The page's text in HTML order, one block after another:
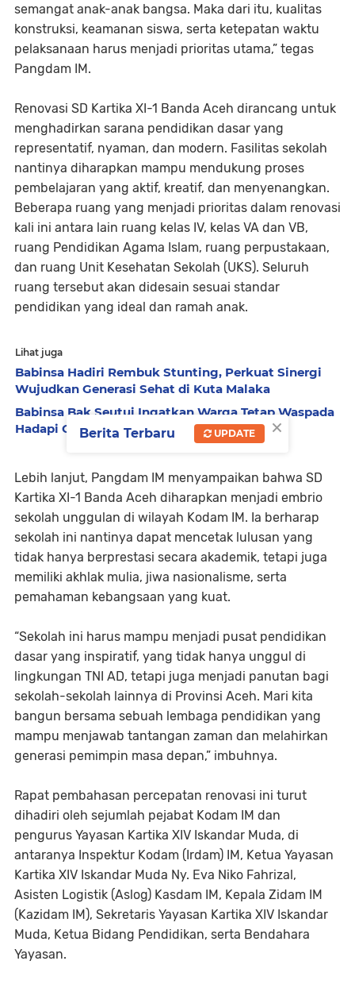
semangat anak-anak bangsa. Maka dari itu, kualitas
konstruksi, keamanan siswa, serta ketepatan waktu
pelaksanaan harus menjadi prioritas utama,” tegas
Pangdam IM.
Renovasi SD Kartika XI-1 Banda Aceh dirancang untuk
menghadirkan sarana pendidikan dasar yang
representatif, nyaman, dan modern. Fasilitas sekolah
nantinya diharapkan mampu mendukung proses
pembelajaran yang aktif, kreatif, dan menyenangkan.
Beberapa ruang yang menjadi prioritas dalam renovasi
kali ini antara lain ruang kelas IV, kelas VA dan VB,
ruang Pendidikan Agama Islam, ruang perpustakaan,
dan ruang Unit Kesehatan Sekolah (UKS). Seluruh
ruang tersebut akan didesain sesuai standar
pendidikan yang ideal dan ramah anak.
Lihat juga
Babinsa Hadiri Rembuk Stunting, Perkuat Sinergi
Wujudkan Generasi Sehat di Kuta Malaka
Babinsa Bak Seutui Ingatkan Warga Tetap Waspada
Hadapi Cuaca Tak Menentu
Lebih lanjut, Pangdam IM menyampaikan bahwa SD
Kartika XI-1 Banda Aceh diharapkan menjadi embrio
sekolah unggulan di wilayah Kodam IM. Ia berharap
sekolah ini nantinya dapat mencetak lulusan yang
tidak hanya berprestasi secara akademik, tetapi juga
memiliki akhlak mulia, jiwa nasionalisme, serta
pemahaman kebangsaan yang kuat.
“Sekolah ini harus mampu menjadi pusat pendidikan
dasar yang inspiratif, yang tidak hanya unggul di
lingkungan TNI AD, tetapi juga menjadi panutan bagi
sekolah-sekolah lainnya di Provinsi Aceh. Mari kita
bangun bersama sebuah lembaga pendidikan yang
mampu menjawab tantangan zaman dan melahirkan
generasi pemimpin masa depan,” imbuhnya.
Rapat pembahasan percepatan renovasi ini turut
dihadiri oleh sejumlah pejabat Kodam IM dan
pengurus Yayasan Kartika XIV Iskandar Muda, di
antaranya Inspektur Kodam (Irdam) IM, Ketua Yayasan
Kartika XIV Iskandar Muda Ny. Eva Niko Fahrizal,
Asisten Logistik (Aslog) Kasdam IM, Kepala Zidam IM
(Kazidam IM), Sekretaris Yayasan Kartika XIV Iskandar
Muda, Ketua Bidang Pendidikan, serta Bendahara
Yayasan.
×
Berita Terbaru UPDATE